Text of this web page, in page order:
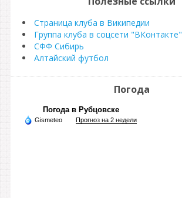
Страница клуба в Википедии
Группа клуба в соцсети "ВКонтакте"
СФФ Сибирь
Алтайский футбол
Погода
Погода в Рубцовске
Gismeteo Прогноз на 2 недели